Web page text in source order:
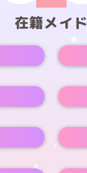
在籍メイド